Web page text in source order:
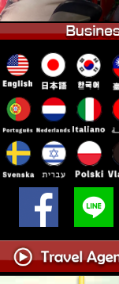
沖繩